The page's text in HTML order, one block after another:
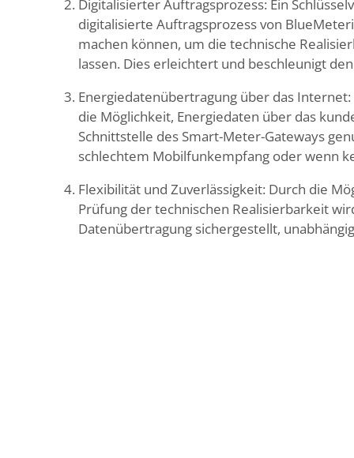
Digitalisierter Auftragsprozess: Ein
digitalisierte Auftragsprozess von
machen können, um die technische
lassen. Dies erleichtert und beschleunigt
Energiedatenübertragung über das
die Möglichkeit, Energiedaten über das
Schnittstelle des Smart-Meter-Gateways
schlechtem Mobilfunkempfang oder wenn
Flexibilität und Zuverlässigkeit: Durch die
Prüfung der technischen Realisierbarkeit
Datenübertragung sichergestellt,